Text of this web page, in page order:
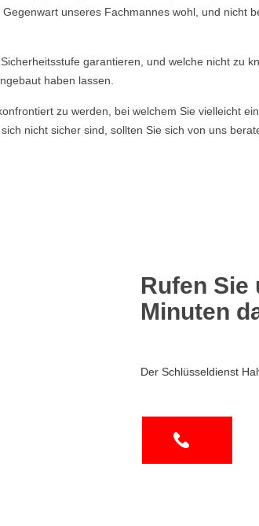
unseres Fachmannes wohl, und nicht
garantieren, und welche nicht zu
haben lassen.
zu werden, bei welchem Sie vielleicht
nicht sicher sind, sollten Sie sich von uns
Rufen Sie
Minuten
Der Schlüsseldienst